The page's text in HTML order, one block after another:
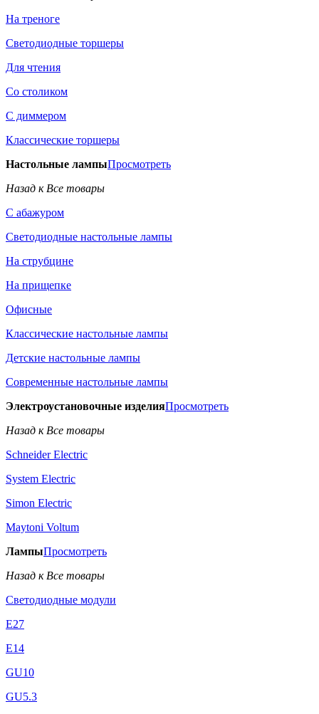
На треноге
Светодиодные торшеры
Для чтения
Со столиком
С диммером
Классические торшеры
Настольные лампыПросмотреть
Назад к Все товары
С абажуром
Светодиодные настольные лампы
На струбцине
На прищепке
Офисные
Классические настольные лампы
Детские настольные лампы
Современные настольные лампы
Электроустановочные изделияПросмотреть
Назад к Все товары
Schneider Electric
System Electric
Simon Electric
Maytoni Voltum
ЛампыПросмотреть
Назад к Все товары
Светодиодные модули
E27
E14
GU10
GU5.3